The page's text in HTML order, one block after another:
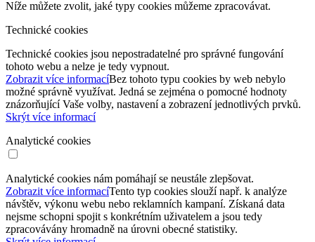
Níže můžete zvolit, jaké typy cookies můžeme zpracovávat.
Technické cookies
Technické cookies jsou nepostradatelné pro správné fungování
tohoto webu a nelze je tedy vypnout.
Zobrazit více informacíBez tohoto typu cookies by web nebylo
možné správně využívat. Jedná se zejména o pomocné hodnoty
znázorňující Vaše volby, nastavení a zobrazení jednotlivých prvků.
Skrýt více informací
Analytické cookies
Analytické cookies nám pomáhají se neustále zlepšovat.
Zobrazit více informacíTento typ cookies slouží např. k analýze
návštěv, výkonu webu nebo reklamních kampaní. Získaná data
nejsme schopni spojit s konkrétním uživatelem a jsou tedy
zpracovávány hromadně na úrovni obecné statistiky.